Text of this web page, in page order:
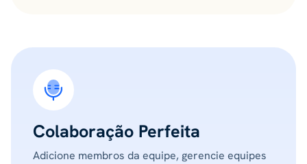
Colaboração Perfeita
Adicione membros da equipe, gerencie equipes